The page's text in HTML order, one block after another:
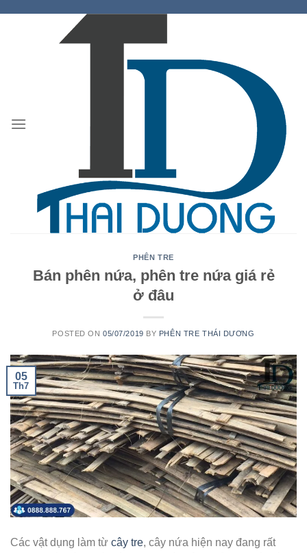
PHÊN TRE
Bán phên nứa, phên tre nứa giá rẻ
ở đâu
POSTED ON05/07/2019 BY PHÊN TRE THÁI DƯƠNG
05
Th7
Các vật dụng làm từ cây tre, cây nứa hiện nay đang rất